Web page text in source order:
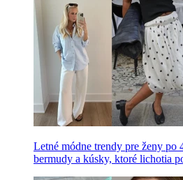
Letné módne trendy pre ženy po
bermudy a kúsky, ktoré lichotia